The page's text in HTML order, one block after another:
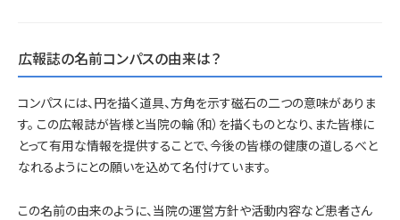
広報誌の名前コンパスの由来は？
コンパスには、円を描く道具、方角を示す磁石の二つの意味がありま
す。 この広報誌が皆様と当院の輪（和）を描くものとなり、また皆様に
とって有用な情報を提供することで、今後の皆様の健康の道しるべと
なれるようにとの願いを込めて名付けています。
この名前の由来のように、当院の運営方針や活動内容など患者さん